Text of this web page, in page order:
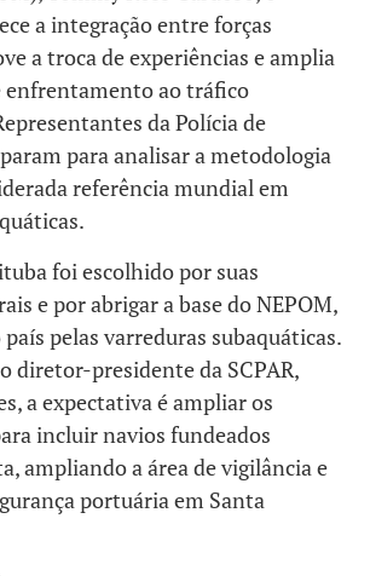
a integração entre forças
a troca de experiências e amplia
enfrentamento ao tráfico
da Polícia de
para analisar a metodologia
referência mundial em
foi escolhido por suas
e por abrigar a base do NEPOM,
pelas varreduras subaquáticas.
diretor-presidente da SCPAR,
a expectativa é ampliar os
incluir navios fundeados
ampliando a área de vigilância e
portuária em Santa